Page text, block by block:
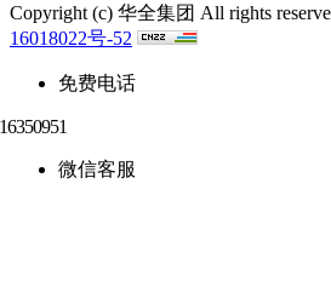
Copyright (c) 华全集团 All rights
16018022号-52
免费电话
微信客服